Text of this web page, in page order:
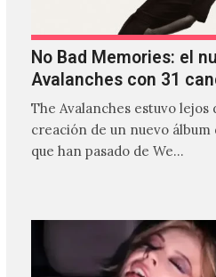
No Bad Memories: el
Avalanches con 31
The Avalanches estuvo
creación de un nuevo álbum
que han pasado de We…